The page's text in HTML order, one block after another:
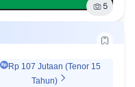
5
Rp 107 Jutaan (Tenor 15
Tahun)